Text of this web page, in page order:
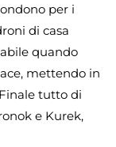
per i
di casa
quando
mettendo in
tutto di
e Kurek,